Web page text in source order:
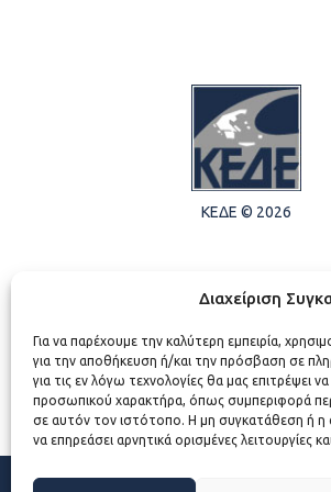
Διαχείριση
Για να παρέχουμε την καλύτερη εμπειρία,
για την αποθήκευση ή/και την πρόσβαση σε
για τις εν λόγω τεχνολογίες θα μας επιτρέψει
προσωπικού χαρακτήρα, όπως συμπεριφορά
σε αυτόν τον ιστότοπο. Η μη συγκατάθεση ή η
να επηρεάσει αρνητικά ορισμένες λειτουργίες
ΚΕΔΕ © 2026